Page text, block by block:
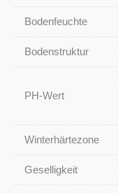
Bodenfeuchte
Bodenstruktur
PH-Wert
Winterhärtezone
Geselligkeit